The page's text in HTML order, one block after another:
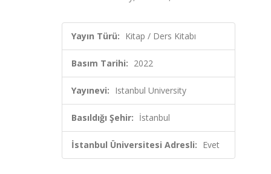
Yayın Türü: Kitap / Ders Kitabı
Basım Tarihi: 2022
Yayınevi: Istanbul University
Basıldığı Şehir: İstanbul
İstanbul Üniversitesi Adresli: Evet